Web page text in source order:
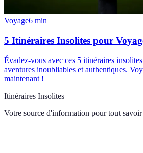
Voyage6 min
5 Itinéraires Insolites pour
Évadez-vous avec ces 5 itinéraires
aventures inoubliables et authentiques.
maintenant !
Itinéraires Insolites
Votre source d'information pour tout